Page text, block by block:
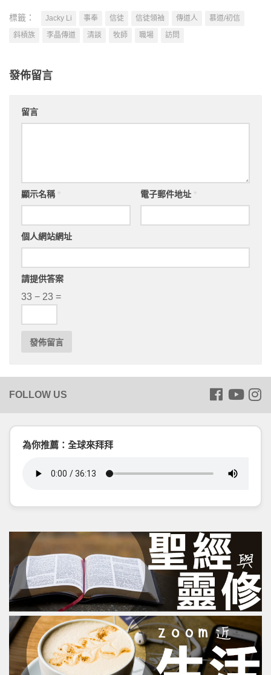
標籤： Jacky Li 事奉 信徒 信徒領袖 傳道人
慕道/初信
斜槓族
李晶傳道 清談 牧師 職場 訪問
發佈留言
留言
顯示名稱 電子郵件地址
個人網站網址
請提供答案
33 − 23 =
為你推薦：全球來拜拜